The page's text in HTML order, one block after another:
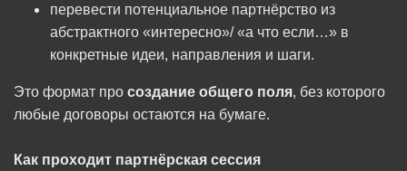
перевести потенциальное партнёрство из
абстрактного «интересно»/ «а что если…» в
конкретные идеи, направления и шаги.
Это формат про создание общего поля, без которого
любые договоры остаются на бумаге.
Как проходит партнёрская сессия